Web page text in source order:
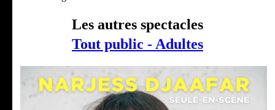
Les autres spectacles
Tout public - Adultes